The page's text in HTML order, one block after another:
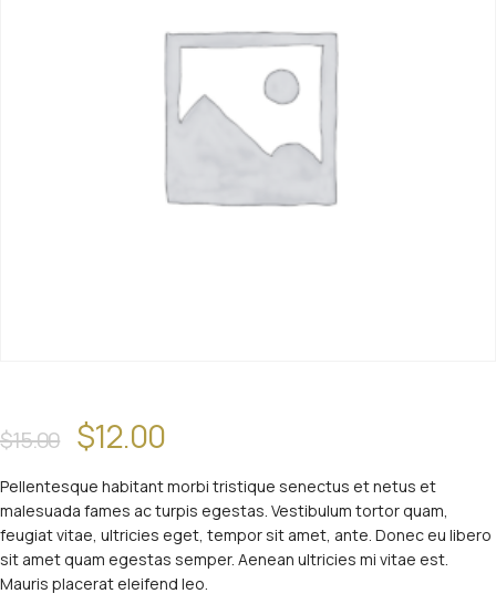
$15.00 $12.00
Pellentesque habitant morbi tristique senectus et netus et
malesuada fames ac turpis egestas. Vestibulum tortor quam,
feugiat vitae, ultricies eget, tempor sit amet, ante. Donec eu libero
sit amet quam egestas semper. Aenean ultricies mi vitae est.
Mauris placerat eleifend leo.